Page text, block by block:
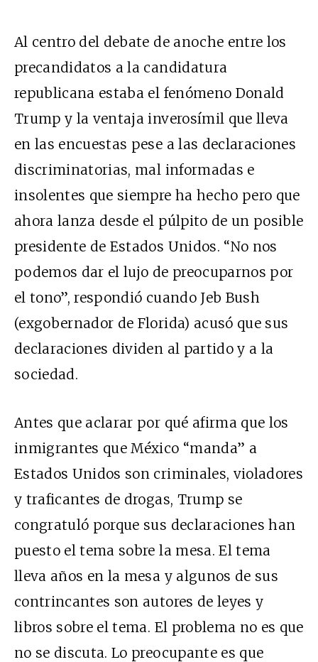
Al centro del debate de anoche entre los
precandidatos a la candidatura
republicana estaba el fenómeno Donald
Trump y la ventaja inverosímil que lleva
en las encuestas pese a las declaraciones
discriminatorias, mal informadas e
insolentes que siempre ha hecho pero que
ahora lanza desde el púlpito de un posible
presidente de Estados Unidos. “No nos
podemos dar el lujo de preocuparnos por
el tono”, respondió cuando Jeb Bush
(exgobernador de Florida) acusó que sus
declaraciones dividen al partido y a la
sociedad.
Antes que aclarar por qué afirma que los
inmigrantes que México “manda” a
Estados Unidos son criminales, violadores
y traficantes de drogas, Trump se
congratuló porque sus declaraciones han
puesto el tema sobre la mesa. El tema
lleva años en la mesa y algunos de sus
contrincantes son autores de leyes y
libros sobre el tema. El problema no es que
no se discuta. Lo preocupante es que